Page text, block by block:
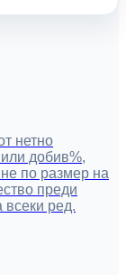
нетно
добив%,
по размер на
преди
всеки ред.